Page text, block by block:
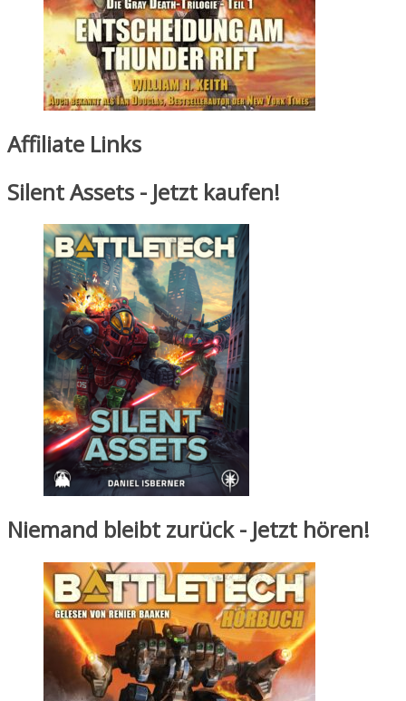
Affiliate Links
Silent Assets - Jetzt kaufen!
Niemand bleibt zurück - Jetzt hören!